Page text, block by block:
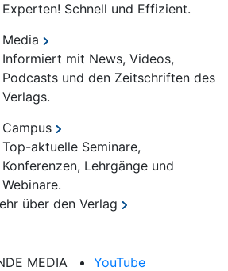
Experten! Schnell und Effizient.
Media
Informiert mit News, Videos,
Podcasts und den Zeitschriften des
Verlags.
Campus
Top-aktuelle Seminare,
Konferenzen, Lehrgänge und
Webinare.
über den Verlag
MEDIA
YouTube